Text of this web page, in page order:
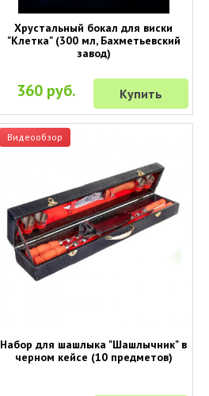
Хрустальный бокал для виски
"Клетка" (300 мл, Бахметьевский
завод)
360 руб. Купить
Видеообзор
Набор для шашлыка "Шашлычник" в
черном кейсе (10 предметов)